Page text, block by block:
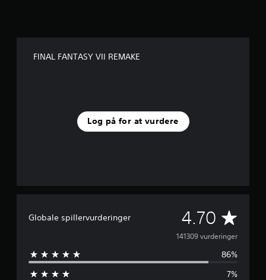
FINAL FANTASY VII REMAKE
Log på for at vurdere
Globale spillervurderinger 4.70 G
e
n
141309 vurderinger
86%
7%